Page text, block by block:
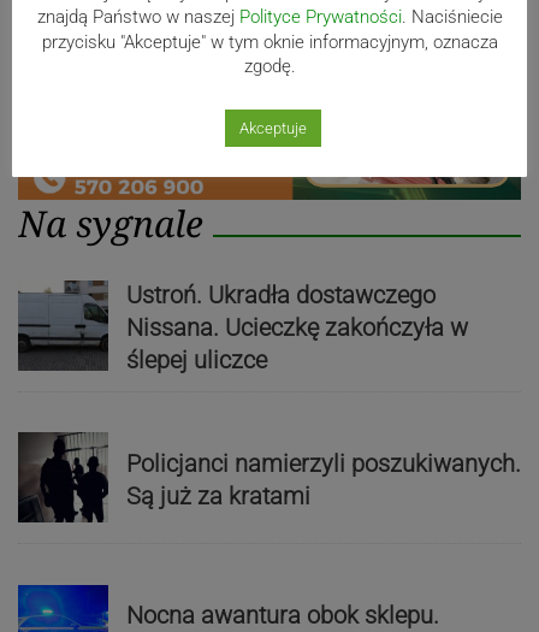
Na sygnale
Ustroń. Ukradła dostawczego
Nissana. Ucieczkę zakończyła w
ślepej uliczce
Policjanci namierzyli poszukiwanych.
Są już za kratami
Nocna awantura obok sklepu.
znajdą Państwo w naszej Polityce Prywatności. Naciśniecie
przycisku "Akceptuje" w tym oknie informacyjnym, oznacza
zgodę.
Akceptuje